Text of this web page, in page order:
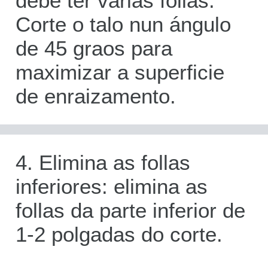
Corte o talo nun ángulo
de 45 graos para
maximizar a superficie
de enraizamento.
4. Elimina as follas
inferiores: elimina as
follas da parte inferior de
1-2 polgadas do corte.